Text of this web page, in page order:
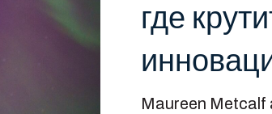
где
Maureen Metcalf